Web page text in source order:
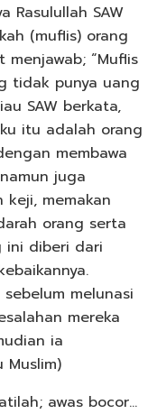
Rasulullah SAW
(muflis) orang
“Muflis
tidak punya uang
SAW berkata,
itu adalah orang
membawa
juga
memakan
orang serta
ini diberi dari
melunasi
mereka
ia
Muslim)
awas bocor…